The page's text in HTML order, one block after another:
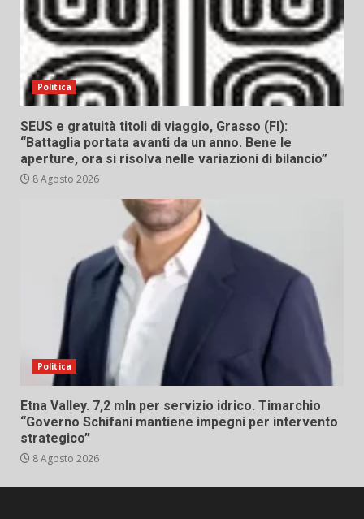
Politica
SEUS e gratuità titoli di viaggio, Grasso (FI):
“Battaglia portata avanti da un anno. Bene le
aperture, ora si risolva nelle variazioni di bilancio”
8 Agosto 2026
Politica
Etna Valley. 7,2 mln per servizio idrico. Timarchio
“Governo Schifani mantiene impegni per intervento
strategico”
8 Agosto 2026